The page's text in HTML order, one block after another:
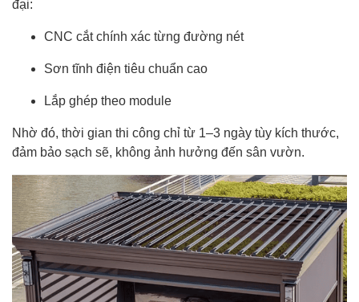
đại:
CNC cắt chính xác từng đường nét
Sơn tĩnh điện tiêu chuẩn cao
Lắp ghép theo module
Nhờ đó, thời gian thi công chỉ từ 1–3 ngày tùy kích thước,
đảm bảo sạch sẽ, không ảnh hưởng đến sân vườn.